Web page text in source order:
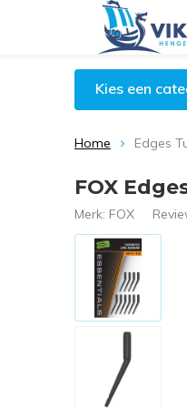
Kies een
Home Edges
FOX
Merk: FOX